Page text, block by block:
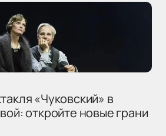
«Чуковский» в
откройте новые грани